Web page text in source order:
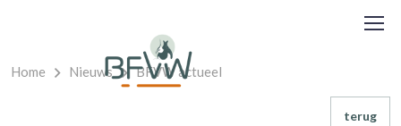
Home Nieuws BFVW actueel
terug